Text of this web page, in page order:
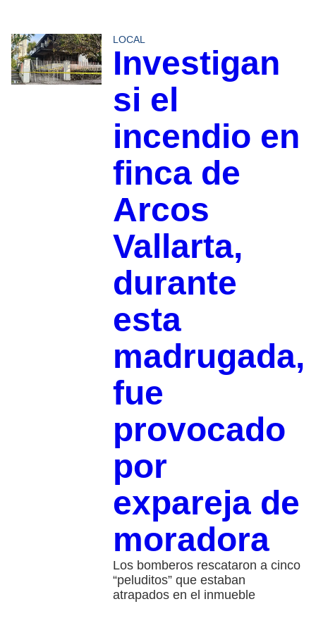
LOCAL
Investigan
si el
incendio en
finca de
Arcos
Vallarta,
durante
esta
madrugada,
fue
provocado
por
expareja de
moradora
Los bomberos rescataron a cinco
“peluditos” que estaban
atrapados en el inmueble